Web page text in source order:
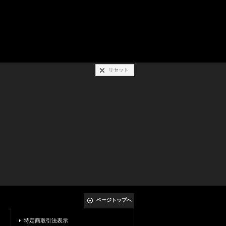
リセット
ページトップへ
特定商取引法表示